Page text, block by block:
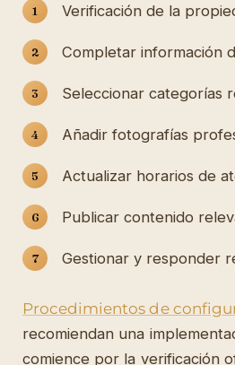
Verificación de la
Completar información
Seleccionar categorías
Añadir fotografías
Actualizar horarios de
Publicar contenido
Gestionar y responder
Procedimientos de
recomiendan una
comience por la verificación